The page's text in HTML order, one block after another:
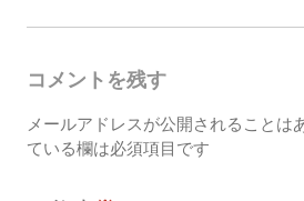
シ
ン
コメントを残す
メールアドレスが公開されることは
ている欄は必須項目です